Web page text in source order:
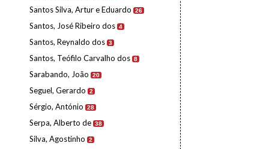
Santos Silva, Artur e Eduardo 26
Santos, José Ribeiro dos 4
Santos, Reynaldo dos 3
Santos, Teófilo Carvalho dos 8
Sarabando, João 20
Seguel, Gerardo 2
Sérgio, António 28
Serpa, Alberto de 38
Silva, Agostinho 2